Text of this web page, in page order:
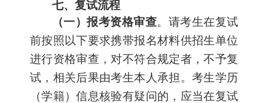
七、复试流程
（一）报考资格审查。请考生在复试
前按照以下要求携带报名材料供招生单位
进行资格审查，对不符合规定者，不予复
试，相关后果由考生本人承担。考生学历
（学籍）信息核验有疑问的，应当在复试